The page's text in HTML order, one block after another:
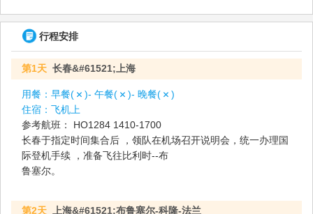
行程安排
第1天 长春&#61521;上海
用餐： 早餐( )- 午餐( )- 晚餐(
)
住宿： 飞机上
参考航班： HO1284 1410-1700
长春于指定时间集合后 ，领队在机场召开说明会，统一办理国
际登机手续 ，准备飞往比利时--布
鲁塞尔。
第2天 上海&#61521;布鲁塞尔-科隆-法兰